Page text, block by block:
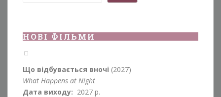
НОВІ ФІЛЬМИ
Що відбувається вночі (2027)
What Happens at Night
Дата виходу: 2027 р.